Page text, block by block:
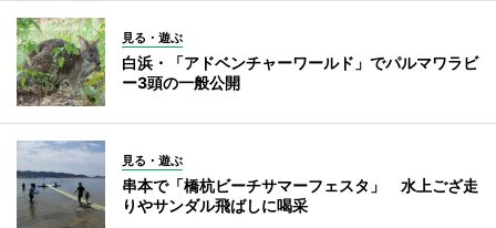
見る・遊ぶ
白浜・「アドベンチャーワールド」でパルマワラビ
ー3頭の一般公開
見る・遊ぶ
串本で「橋杭ビーチサマーフェスタ」 水上ござ走
りやサンダル飛ばしに喝采